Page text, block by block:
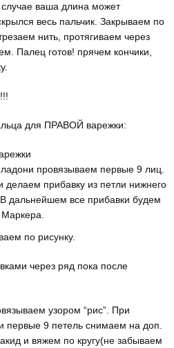
ваша длина может
весь пальчик. Закрываем по
нить, протягиваем через
Палец готов! прячем кончики,
для ПРАВОЙ варежки:
провязываем первые 9 лиц.
прибавку из петли нижнего
дальнейшем все прибавки будем
по рисунку.
через ряд пока после
узором “рис”. При
первые 9 петель снимаем на доп.
и вяжем по кругу(не забываем